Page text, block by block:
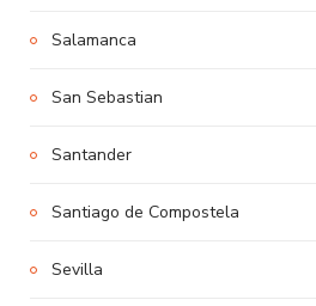
Salamanca
San Sebastian
Santander
Santiago de Compostela
Sevilla